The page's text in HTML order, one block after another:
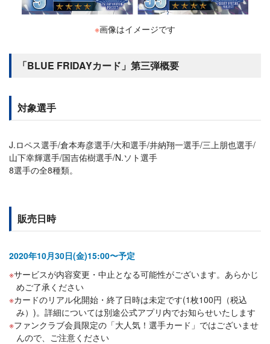
※画像はイメージです
「BLUE FRIDAYカード」第三弾概要
対象選手
J.ロペス選手/倉本寿彦選手/大和選手/井納翔一選手/三上朋也選手/
山下幸輝選手/国吉佑樹選手/N.ソト選手
8選手の全8種類。
販売日時
2020年10月30日(金)15:00〜予定
サービスが内容変更・中止となる可能性がございます。あらかじ
めご了承ください
カードのリアル化開始・終了日時は未定です(1枚100円（税込
み）)。詳細については別途公式アプリ内でお知らせいたします
ファンクラブ会員限定の「大人気！選手カード」ではございませ
んので、ご注意ください